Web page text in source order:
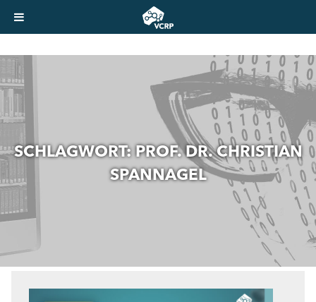
SCHLAGWORT:PROF. DR. CHRISTIAN
SPANNAGEL